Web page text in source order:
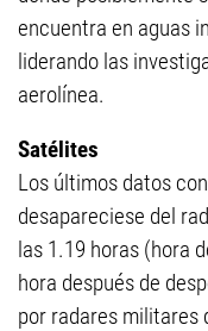
encuentra en aguas
liderando las
aerolínea.
Satélites
Los últimos datos
desapareciese del
las 1.19 horas (hora
hora después de
por radares militares